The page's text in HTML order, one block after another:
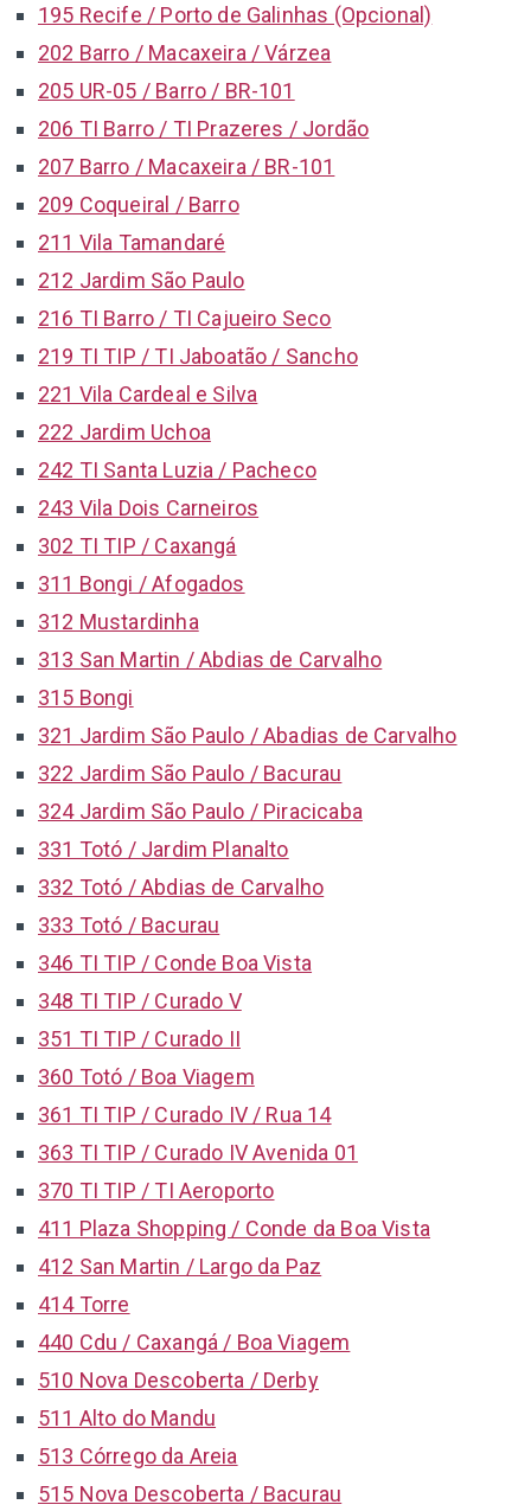
195 Recife / Porto de Galinhas (Opcional)
202 Barro / Macaxeira / Várzea
205 UR-05 / Barro / BR-101
206 TI Barro / TI Prazeres / Jordão
207 Barro / Macaxeira / BR-101
209 Coqueiral / Barro
211 Vila Tamandaré
212 Jardim São Paulo
216 TI Barro / TI Cajueiro Seco
219 TI TIP / TI Jaboatão / Sancho
221 Vila Cardeal e Silva
222 Jardim Uchoa
242 TI Santa Luzia / Pacheco
243 Vila Dois Carneiros
302 TI TIP / Caxangá
311 Bongi / Afogados
312 Mustardinha
313 San Martin / Abdias de Carvalho
315 Bongi
321 Jardim São Paulo / Abadias de Carvalho
322 Jardim São Paulo / Bacurau
324 Jardim São Paulo / Piracicaba
331 Totó / Jardim Planalto
332 Totó / Abdias de Carvalho
333 Totó / Bacurau
346 TI TIP / Conde Boa Vista
348 TI TIP / Curado V
351 TI TIP / Curado II
360 Totó / Boa Viagem
361 TI TIP / Curado IV / Rua 14
363 TI TIP / Curado IV Avenida 01
370 TI TIP / TI Aeroporto
411 Plaza Shopping / Conde da Boa Vista
412 San Martin / Largo da Paz
414 Torre
440 Cdu / Caxangá / Boa Viagem
510 Nova Descoberta / Derby
511 Alto do Mandu
513 Córrego da Areia
515 Nova Descoberta / Bacurau